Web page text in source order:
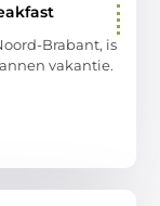
Brabant, is
vakantie.